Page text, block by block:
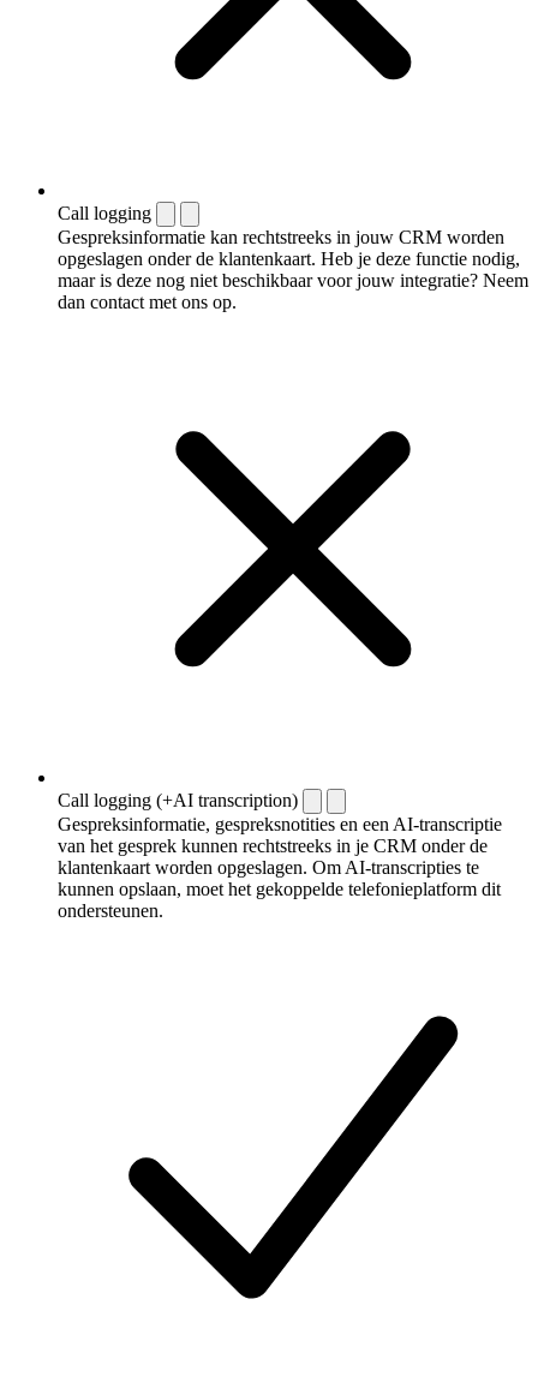
Call logging
Gespreksinformatie kan rechtstreeks in jouw CRM worden
opgeslagen onder de klantenkaart. Heb je deze functie nodig,
maar is deze nog niet beschikbaar voor jouw integratie? Neem
dan contact met ons op.
Call logging (+AI transcription)
Gespreksinformatie, gespreksnotities en een AI-transcriptie
van het gesprek kunnen rechtstreeks in je CRM onder de
klantenkaart worden opgeslagen. Om AI-transcripties te
kunnen opslaan, moet het gekoppelde telefonieplatform dit
ondersteunen.